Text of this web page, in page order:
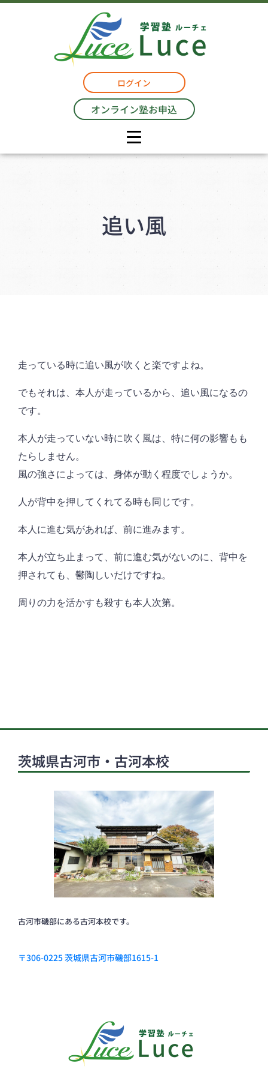
ログイン
オンライン塾お申込
追い風
走っている時に追い風が吹くと楽ですよね。
でもそれは、本人が走っているから、追い風になるの
です。
本人が走っていない時に吹く風は、特に何の影響もも
たらしません。
風の強さによっては、身体が動く程度でしょうか。
人が背中を押してくれてる時も同じです。
本人に進む気があれば、前に進みます。
本人が立ち止まって、前に進む気がないのに、背中を
押されても、鬱陶しいだけですね。
周りの力を活かすも殺すも本人次第。
茨城県古河市・古河本校
古河市磯部にある古河本校です。
〒306-0225 茨城県古河市磯部1615-1